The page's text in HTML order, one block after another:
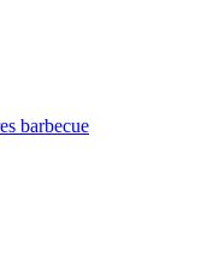
barbecue